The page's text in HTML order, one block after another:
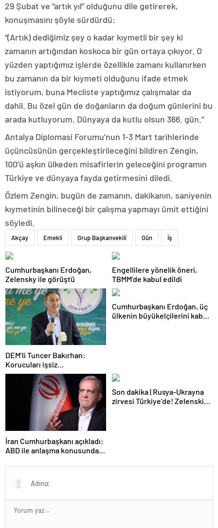
29 Şubat ve “artık yıl” olduğunu dile getirerek,
konuşmasını şöyle sürdürdü:
“(Artık) dediğimiz şey o kadar kıymetli bir şey ki
zamanın artığından koskoca bir gün ortaya çıkıyor. O
yüzden yaptığımız işlerde özellikle zamanı kullanırken
bu zamanın da bir kıymeti olduğunu ifade etmek
istiyorum, buna Mecliste yaptığımız çalışmalar da
dahil. Bu özel gün de doğanların da doğum günlerini bu
arada kutluyorum. Dünyaya da kutlu olsun 366. gün.”
Antalya Diplomasi Forumu’nun 1-3 Mart tarihlerinde
üçüncüsünün gerçekleştirileceğini bildiren Zengin,
100’ü aşkın ülkeden misafirlerin geleceğini programın
Türkiye ve dünyaya fayda getirmesini diledi.
Özlem Zengin, bugün de zamanın, dakikanın, saniyenin
kıymetinin bilineceği bir çalışma yapmayı ümit ettiğini
söyledi.
Akçay Emekli Grup Başkanvekili Gün İş
Cumhurbaşkanı Erdoğan,
Zelensky ile görüştü
Engellilere yönelik öneri,
TBMM’de kabul edildi
DEM’li Tuncer Bakırhan:
Korucuları işsiz
bırakmayacağız
Cumhurbaşkanı Erdoğan, üç
ülkenin büyükelçilerini kabul
İran Cumhurbaşkanı açıkladı:
ABD ile anlaşma konusunda
Son dakika | Rusya-Ukrayna
zirvesi Türkiye’de! Zelenskiy